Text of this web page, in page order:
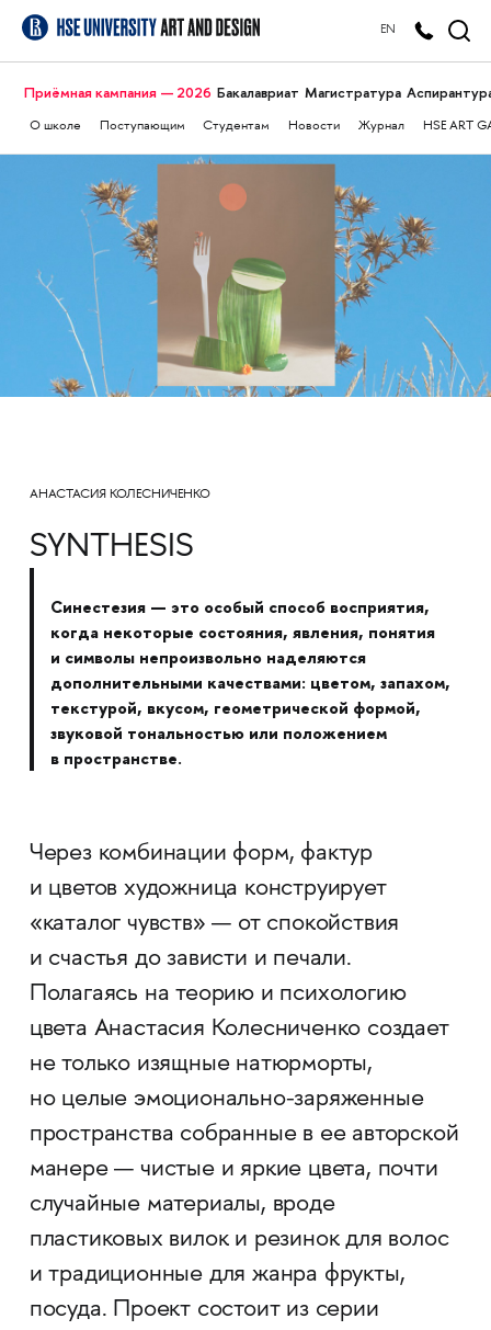
EN
Приёмная кампания — 2026 Бакалавриат Магистратура
О школе Поступающим Студентам Новости Журнал HSE ART
АНАСТАСИЯ КОЛЕСНИЧЕНКО
SYNTHESIS
Синестезия — это особый способ восприятия,
когда некоторые состояния, явления, понятия
и символы непроизвольно наделяются
дополнительными качествами: цветом, запахом,
текстурой, вкусом, геометрической формой,
звуковой тональностью или положением
в пространстве.
Через комбинации форм, фактур
и цветов художница конструирует
«каталог чувств» — от спокойствия
и счастья до зависти и печали.
Полагаясь на теорию и психологию
цвета Анастасия Колесниченко создает
не только изящные натюрморты,
но целые эмоционально-заряженные
пространства собранные в ее авторской
манере — чистые и яркие цвета, почти
случайные материалы, вроде
пластиковых вилок и резинок для волос
и традиционные для жанра фрукты,
посуда. Проект состоит из серии